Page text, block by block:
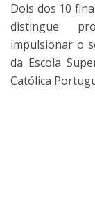
Dois dos 10
distingue
impulsionar o
da Escola
Católica